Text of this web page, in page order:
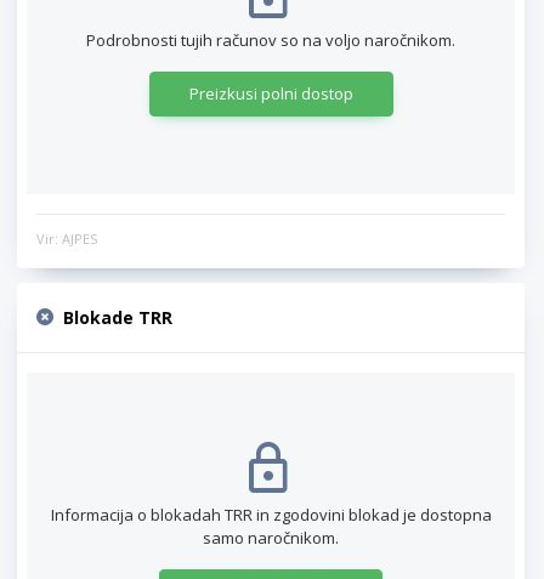
Podrobnosti tujih računov so na voljo naročnikom.
Preizkusi polni dostop
Vir: AJPES
Blokade TRR
Informacija o blokadah TRR in zgodovini blokad je dostopna
samo naročnikom.